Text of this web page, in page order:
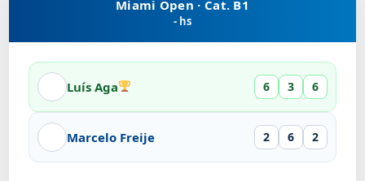
Miami Open · Cat. B1
- hs
Luís Aga 6 3 6
Marcelo Freije 2 6 2